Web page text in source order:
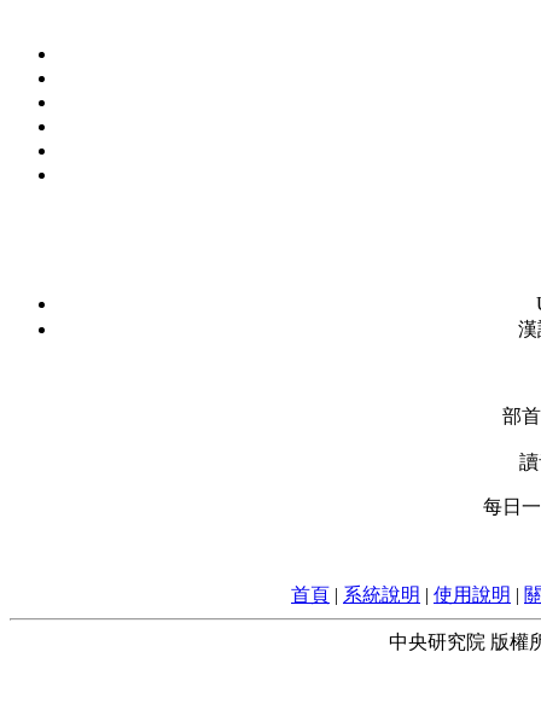
漢
部
每日
首頁 | 系統說明 | 使用說明 |
中央研究院 版權